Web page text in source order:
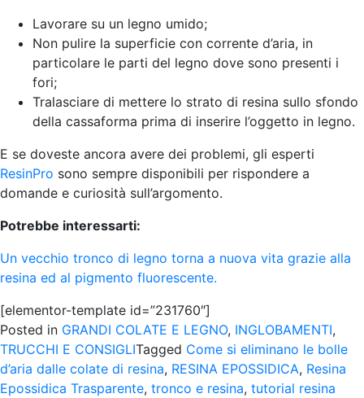
Lavorare su un legno umido;
Non pulire la superficie con corrente d’aria, in
particolare le parti del legno dove sono presenti i
fori;
Tralasciare di mettere lo strato di resina sullo sfondo
della cassaforma prima di inserire l’oggetto in legno.
E se doveste ancora avere dei problemi, gli esperti
ResinPro sono sempre disponibili per rispondere a
domande e curiosità sull’argomento.
Potrebbe interessarti:
Un vecchio tronco di legno torna a nuova vita grazie alla
resina ed al pigmento fluorescente.
[elementor-template id=”231760″]
Posted in GRANDI COLATE E LEGNO, INGLOBAMENTI,
TRUCCHI E CONSIGLITagged Come si eliminano le bolle
d’aria dalle colate di resina, RESINA EPOSSIDICA, Resina
Epossidica Trasparente, tronco e resina, tutorial resina